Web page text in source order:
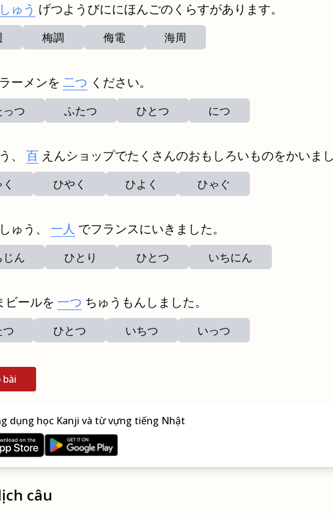
ゅう げつようびににほんごのくらすがあります。
梅調 侮電 海周
ーメンを 二つ ください。
つ ふたつ ひとつ につ
、 百 えんショップでたくさんのおもしろいものをかいま
ひやく ひよく ひゃぐ
ゅう、 一人 でフランスにいきました。
じん ひとり ひとつ いちにん
ビールを 一つ ちゅうもんしました。
つ ひとつ いちつ いっつ
bài
dụng học Kanji và từ vựng tiếng Nhật
câu